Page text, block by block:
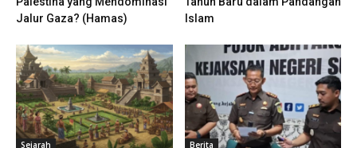
Jalur Gaza? (Hamas)
Islam
Sejarah Berita